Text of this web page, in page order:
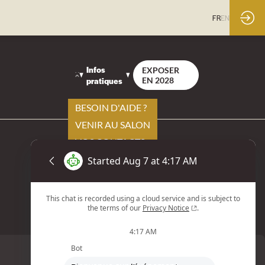
FREN
Infos
pratiques
BESOIN D'AIDE ?
VENIR AU SALON
VOS CONTACTS
EXPOSER
EN 2028